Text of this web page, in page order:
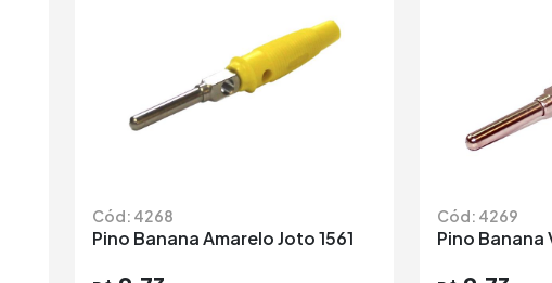
Cód: 4268
Pino Banana Amarelo Joto 1561
Cód: 4269
Pino Banana